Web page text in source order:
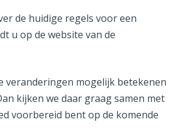
de huidige regels voor een
u op de website van de
veranderingen mogelijk betekenen
kijken we daar graag samen met
voorbereid bent op de komende